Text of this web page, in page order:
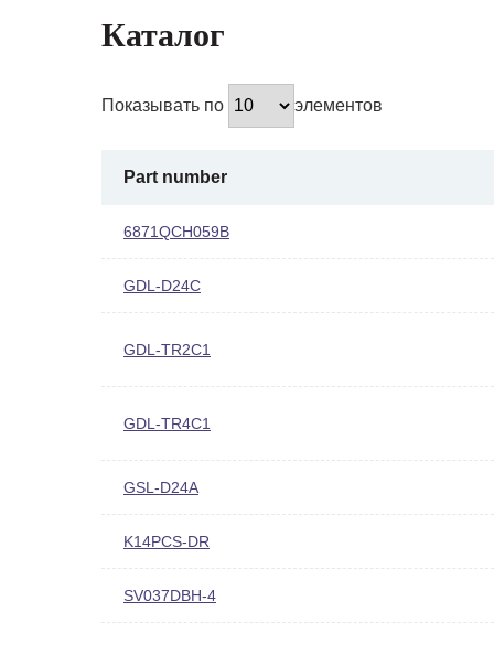
Каталог
Показывать по элементов
Part number
6871QCH059B
GDL-D24C
GDL-TR2C1
GDL-TR4C1
GSL-D24A
K14PCS-DR
SV037DBH-4